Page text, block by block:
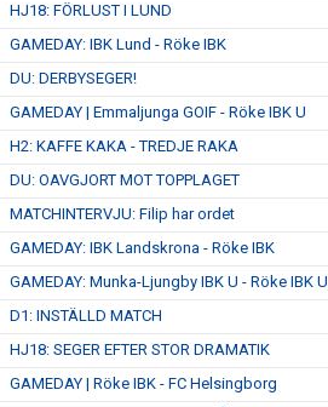
HJ18: FÖRLUST I LUND
GAMEDAY: IBK Lund - Röke IBK
DU: DERBYSEGER!
GAMEDAY | Emmaljunga GOIF - Röke IBK U
H2: KAFFE KAKA - TREDJE RAKA
DU: OAVGJORT MOT TOPPLAGET
MATCHINTERVJU: Filip har ordet
GAMEDAY: IBK Landskrona - Röke IBK
GAMEDAY: Munka-Ljungby IBK U - Röke IBK U
D1: INSTÄLLD MATCH
HJ18: SEGER EFTER STOR DRAMATIK
GAMEDAY | Röke IBK - FC Helsingborg